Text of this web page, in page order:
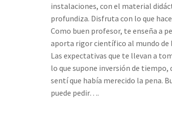
instalaciones, con el material
profundiza. Disfruta con lo que
Como buen profesor, te enseña a
aporta rigor científico al mundo
Las expectativas que te llevan a
lo que supone inversión de tiempo,
sentí que había merecido la pena.
puede pedir….